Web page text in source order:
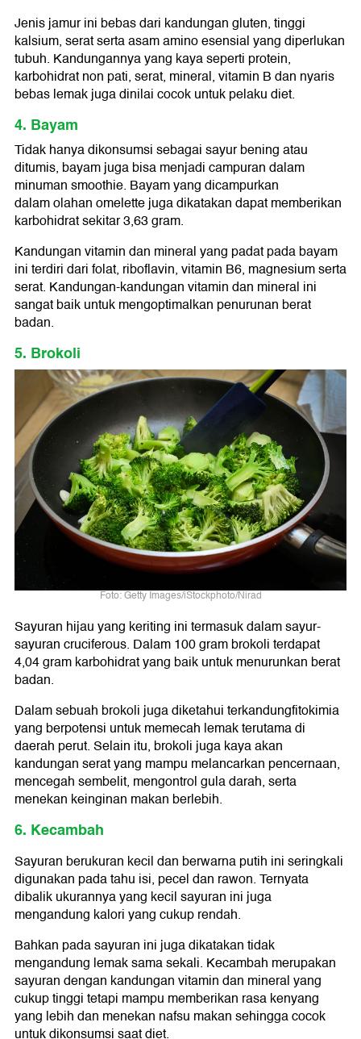
Jenis jamur ini bebas dari kandungan gluten, tinggi
kalsium, serat serta asam amino esensial yang diperlukan
tubuh. Kandungannya yang kaya seperti protein,
karbohidrat non pati, serat, mineral, vitamin B dan nyaris
bebas lemak juga dinilai cocok untuk pelaku diet.
4. Bayam
Tidak hanya dikonsumsi sebagai sayur bening atau
ditumis, bayam juga bisa menjadi campuran dalam
minuman smoothie. Bayam yang dicampurkan
dalam olahan omelette juga dikatakan dapat memberikan
karbohidrat sekitar 3,63 gram.
Kandungan vitamin dan mineral yang padat pada bayam
ini terdiri dari folat, riboflavin, vitamin B6, magnesium serta
serat. Kandungan-kandungan vitamin dan mineral ini
sangat baik untuk mengoptimalkan penurunan berat
badan.
5. Brokoli
Foto: Getty Images/iStockphoto/Nirad
Sayuran hijau yang keriting ini termasuk dalam sayur-
sayuran cruciferous. Dalam 100 gram brokoli terdapat
4,04 gram karbohidrat yang baik untuk menurunkan berat
badan.
Dalam sebuah brokoli juga diketahui terkandungfitokimia
yang berpotensi untuk memecah lemak terutama di
daerah perut. Selain itu, brokoli juga kaya akan
kandungan serat yang mampu melancarkan pencernaan,
mencegah sembelit, mengontrol gula darah, serta
menekan keinginan makan berlebih.
6. Kecambah
Sayuran berukuran kecil dan berwarna putih ini seringkali
digunakan pada tahu isi, pecel dan rawon. Ternyata
dibalik ukurannya yang kecil sayuran ini juga
mengandung kalori yang cukup rendah.
Bahkan pada sayuran ini juga dikatakan tidak
mengandung lemak sama sekali. Kecambah merupakan
sayuran dengan kandungan vitamin dan mineral yang
cukup tinggi tetapi mampu memberikan rasa kenyang
yang lebih dan menekan nafsu makan sehingga cocok
untuk dikonsumsi saat diet.